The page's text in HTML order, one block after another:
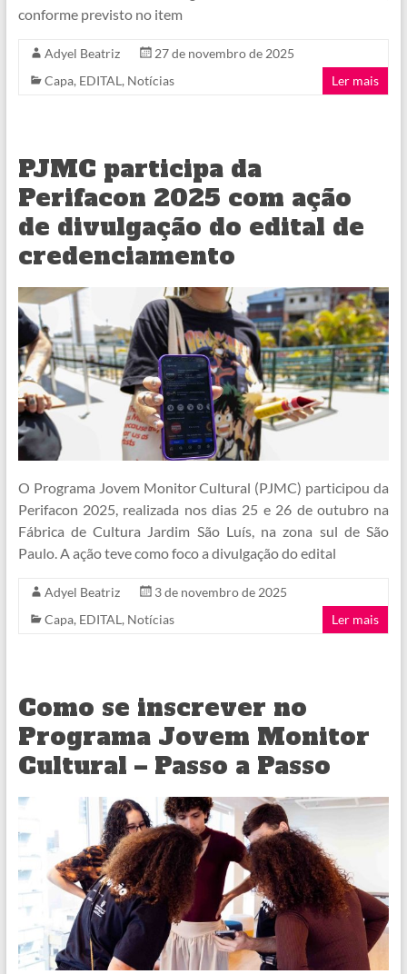
conforme previsto no item
Adyel Beatriz
27 de novembro de 2025
Capa, EDITAL , Notícias Ler mais
PJMC participa da
Perifacon 2025 com ação
de divulgação do edital de
credenciamento
O Programa Jovem Monitor Cultural (PJMC) participou da
Perifacon 2025, realizada nos dias 25 e 26 de outubro na
Fábrica de Cultura Jardim São Luís, na zona sul de São
Paulo. A ação teve como foco a divulgação do edital
Adyel Beatriz
3 de novembro de 2025
Capa, EDITAL , Notícias Ler mais
Como se inscrever no
Programa Jovem Monitor
Cultural – Passo a Passo